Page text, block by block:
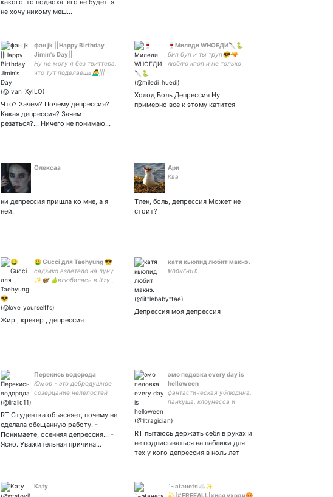
какого-то подвоха. его не будет. я
не хочу никому меш…
фан jk ||Happy Birthday
Jimin's Day||
Ну не могу я без твиттера,
что тут поделаешь🤷‍♂️|||
Что? Зачем? Почему депрессия?
Какая депрессия? Зачем
резаться?... Ничего не понимаю...
🍷Миледи WHOЕДИ🔪🐍
бип буп и ты труп😎🔫
люблю кпоп и не только
хламину конченая девка
башни
Холод Боль Депрессия Ну
примерно все к этому катится
Олексаа
ни депрессия пришла ко мне, а я
ней.
Ари
Ква
Тлен, боль, депрессия Может не
стоит?
🤑 Gucci для Taehyung 😎
садзико взлетело на луну
✨🦋 🍐влюбилась в Itzy ,
Крашиха МьюГалфов 🥘😍
Жир , крекер , депрессия
катя кьюпид любит макнэ.
ᴍᴏᴏɴᴄʜɪʟᴅ.
Депрессия моя депрессия
Перекись водорода
Юмор - это добродушное
созерцание нелепостей
RT Студентка объясняет, почему не
сделала обещанную работу. -
Понимаете, осенняя депрессия... -
Ясно. Уважительная причина…
эмо педовка every day is
helloween
фантастическая ублюдина,
панкуша, клоунесса и
RT пытаюсь держать себя в руках и
не подписываться на паблики для
тех у кого депрессия в ноль лет
Katy
`~эtaнеtя☁️✨
💫|#FREEALL|хися уходи😡